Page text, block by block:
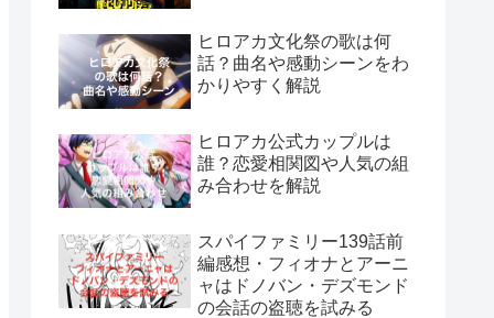
ヒロアカ文化祭の歌は何
話？曲名や感動シーンをわ
かりやすく解説
ヒロアカ公式カップルは
誰？恋愛相関図や人気の組
み合わせを解説
スパイファミリー139話前
編感想・フィオナとアーニ
ャはドノバン・デズモンド
の会話の盗聴を試みる